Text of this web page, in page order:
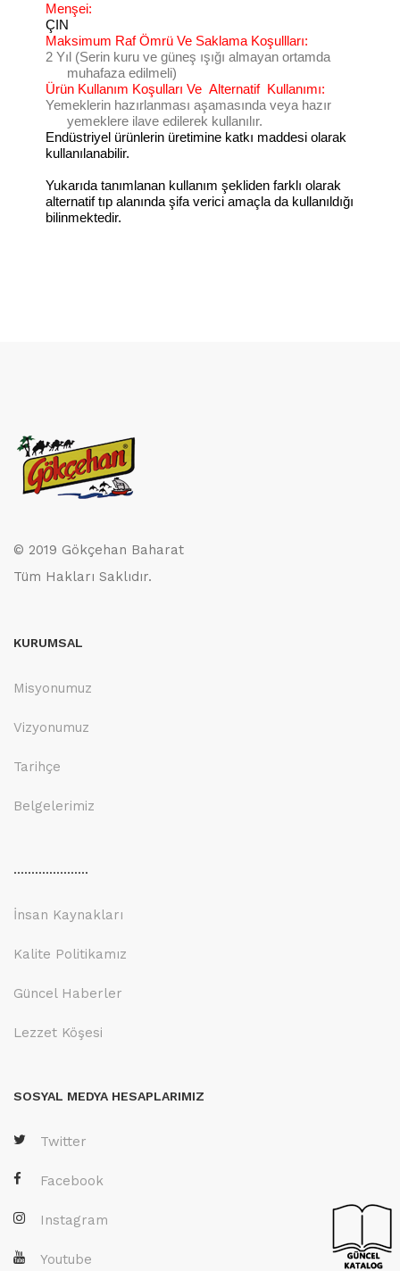
Menşei:
ÇIN
Maksimum Raf Ömrü Ve Saklama Koşullları:
2 Yıl (Serin kuru ve güneş ışığı almayan ortamda
muhafaza edilmeli)
Ürün Kullanım Koşulları Ve Alternatif Kullanımı:
Yemeklerin hazırlanması aşamasında veya hazır
yemeklere ilave edilerek kullanılır.
Endüstriyel ürünlerin üretimine katkı maddesi olarak
kullanılanabilir.
Yukarıda tanımlanan kullanım şekliden farklı olarak
alternatif tıp alanında şifa verici amaçla da kullanıldığı
bilinmektedir.
© 2019 Gökçehan Baharat
Tüm Hakları Saklıdır.
KURUMSAL
Misyonumuz
Vizyonumuz
Tarihçe
Belgelerimiz
.....................
İnsan Kaynakları
Kalite Politikamız
Güncel Haberler
Lezzet Köşesi
SOSYAL MEDYA HESAPLARIMIZ
Twitter
Facebook
Instagram
Youtube